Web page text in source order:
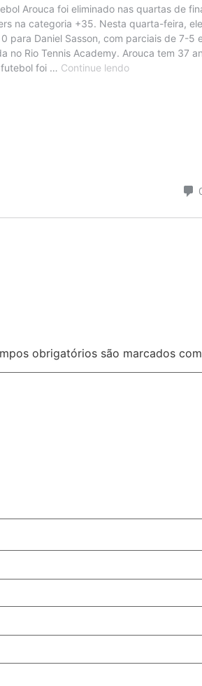
obrigatórios são marcados com